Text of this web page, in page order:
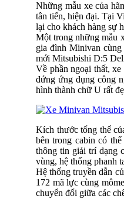
Những mẫu xe của
tân tiến, hiện đại. Tại
lại cho khách hàng sự
Một trong những mẫu
gia đình Minivan
mới Mitsubishi D:5
Về phần ngoại thất,
đứng ứng dụng công
hình thành chữ U rất
Kích thước tổng thể
bên trong cabin có
thông tin giải trí dạng
vùng, hệ thống phanh
Hệ thống truyền dẫn
172 mã lực cùng
chuyển đổi giữa các